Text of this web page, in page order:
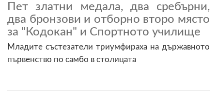
Пет златни медала, два сребърни,
два бронзови и отборно второ място
за "Кодокан" и Спортното училище
Младите състезатели триумфираха на държавното
първенство по самбо в столицата